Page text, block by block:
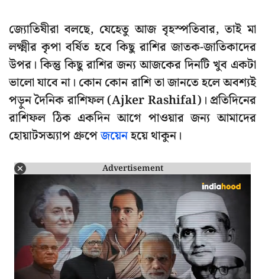
জ্যোতিষীরা বলছে, যেহেতু আজ বৃহস্পতিবার, তাই মা
লক্ষ্মীর কৃপা বর্ষিত হবে কিছু রাশির জাতক-জাতিকাদের
উপর। কিন্তু কিছু রাশির জন্য আজকের দিনটি খুব একটা
ভালো যাবে না। কোন কোন রাশি তা জানতে হলে অবশ্যই
পড়ুন দৈনিক রাশিফল (Ajker Rashifal)। প্রতিদিনের
রাশিফল ঠিক একদিন আগে পাওয়ার জন্য আমাদের
হোয়াটসঅ্যাপ গ্রুপেজয়েনহয়ে থাকুন।
Advertisement